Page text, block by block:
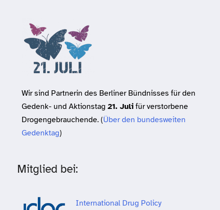
Wir sind Partnerin des Berliner Bündnisses für den
Gedenk- und Aktionstag 21. Julifür verstorbene
Drogengebrauchende. (Über den bundesweiten
Gedenktag)
Mitglied bei:
International Drug Policy